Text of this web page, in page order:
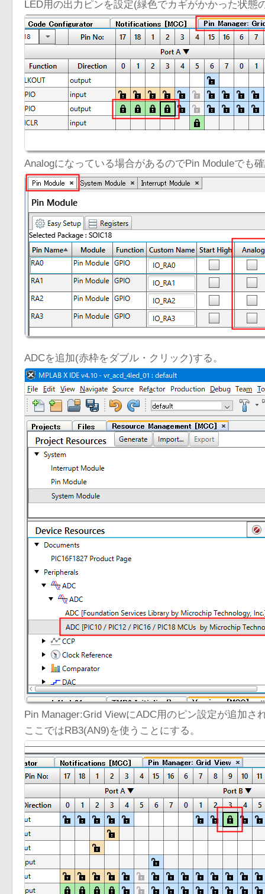
LED用の出力ピンを設定(緑色でカギがかかった状態
Analogになっている場合があるのでPin Moduleでも
ADCを追加(赤枠をダブル・クリック)する。
Pin Manager:Grid ViewにADC用のピン設定が追加さ
ここではRB3(AN9)を使うことにする。